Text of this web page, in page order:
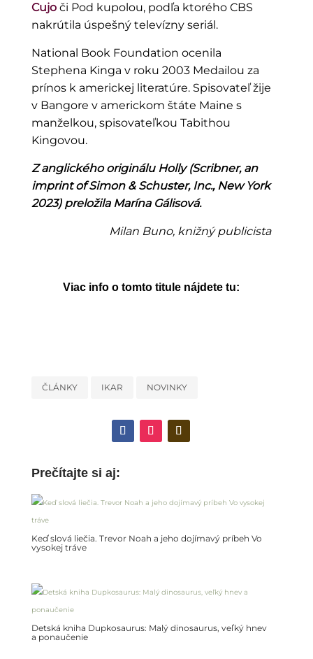
Cujoči Pod kupolou, podľa ktorého CBS
nakrútila úspešný televízny seriál.
National Book Foundation ocenila
Stephena Kinga v roku 2003 Medailou za
prínos k americkej literatúre. Spisovateľ žije
v Bangore v americkom štáte Maine s
manželkou, spisovateľkou Tabithou
Kingovou.
Z anglického originálu Holly (Scribner, an
imprint of Simon & Schuster, Inc., New York
2023) preložila Marína Gálisová.
Milan Buno, knižný publicista
Viac info o tomto titule nájdete tu:
ČLÁNKY IKAR NOVINKY
Prečítajte si aj:
Keď slová liečia. Trevor Noah a jeho dojímavý príbeh Vo
vysokej tráve
Detská kniha Dupkosaurus: Malý dinosaurus, veľký hnev
a ponaučenie